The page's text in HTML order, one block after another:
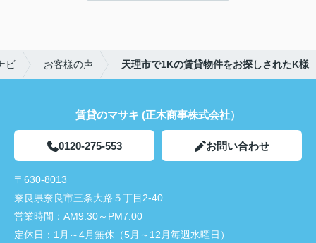
ビ お客様の声 天理市で1Kの賃貸物件をお探しされたK様
賃貸のマサキ (正木商事株式会社）
0120-275-553 お問い合わせ
〒630-8013
奈良県奈良市三条大路５丁目2-40
営業時間： AM9:30～PM7:00
定休日： 1月～4月無休（5月～12月毎週水曜日）